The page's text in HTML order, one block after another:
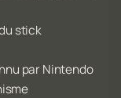
stick
par Nintendo